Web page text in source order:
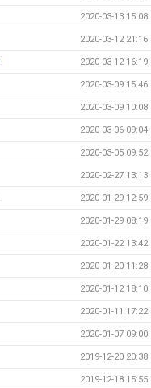
2020-03-13 15:08
2020-03-12 21:16
2020-03-12 16:19
2020-03-09 15:46
2020-03-09 10:08
2020-03-06 09:04
2020-03-05 09:52
2020-02-27 13:13
2020-01-29 12:59
2020-01-29 08:19
2020-01-22 13:42
2020-01-20 11:28
2020-01-12 18:10
2020-01-11 17:22
2020-01-07 09:00
2019-12-20 20:38
2019-12-18 15:55